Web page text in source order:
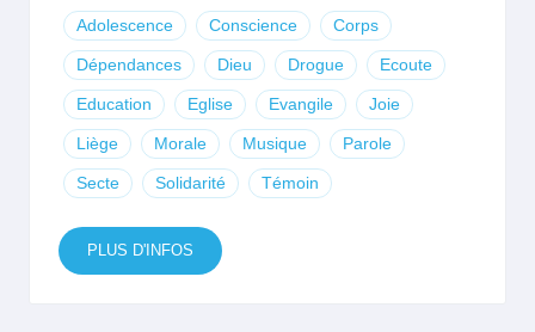
Adolescence Conscience Corps
Dépendances Dieu Drogue Ecoute
Education Eglise Evangile Joie
Liège Morale Musique Parole
Secte Solidarité Témoin
PLUS D'INFOS